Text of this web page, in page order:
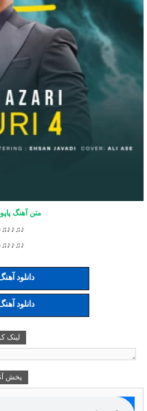
متن آهنگ پاپوری 4
دانلود
دانلود
لینک
پخش